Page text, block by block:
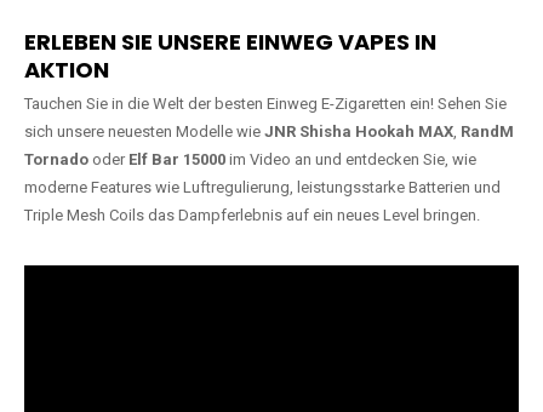
ERLEBEN SIE UNSERE EINWEG VAPES IN
AKTION
Tauchen Sie in die Welt der besten Einweg E-Zigaretten ein! Sehen Sie
sich unsere neuesten Modelle wie JNR Shisha Hookah MAX, RandM
Tornado oder Elf Bar 15000 im Video an und entdecken Sie, wie
moderne Features wie Luftregulierung, leistungsstarke Batterien und
Triple Mesh Coils das Dampferlebnis auf ein neues Level bringen.